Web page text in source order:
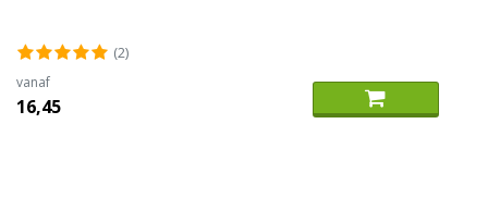
(2)
vanaf
16,45